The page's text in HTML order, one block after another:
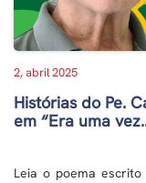
2, abril 2025
Histórias do Pe.
em “Era uma
Leia o poema